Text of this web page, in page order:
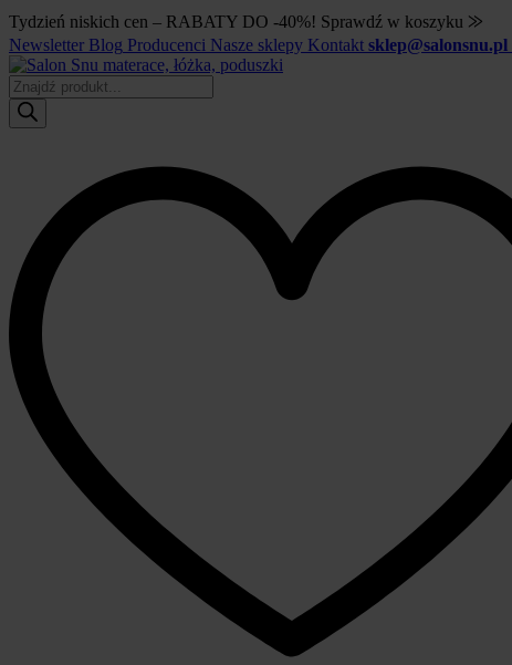
Tydzień niskich cen – RABATY DO -40%! Sprawdź w koszyku ⨠
Newsletter Blog Producenci Nasze sklepy Kontakt sklep@salonsnu.pl
Wyszukiwarka
produktów